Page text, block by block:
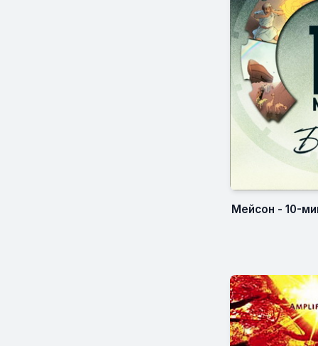
Мейсон - 10-